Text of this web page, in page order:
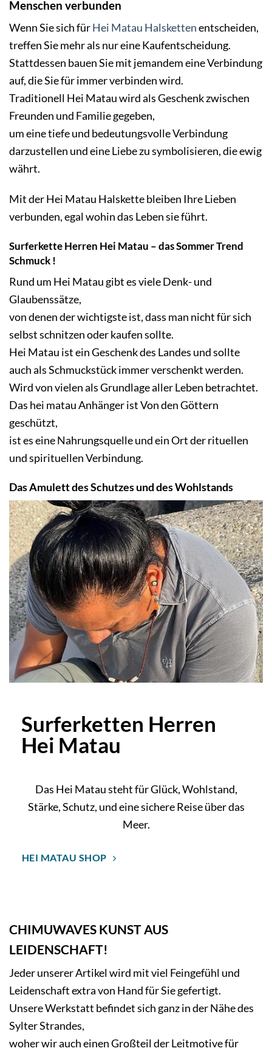
Menschen verbunden
Wenn Sie sich fürHei Matau Halskettenentscheiden,
treffen Sie mehr als nur eine Kaufentscheidung.
Stattdessen bauen Sie mit jemandem eine Verbindung
auf, die Sie für immer verbinden wird.
Traditionell Hei Matau wird als Geschenk zwischen
Freunden und Familie gegeben,
um eine tiefe und bedeutungsvolle Verbindung
darzustellen und eine Liebe zu symbolisieren, die ewig
währt.
Mit derHei Matau Halskettebleiben Ihre Lieben
verbunden, egal wohin das Leben sie führt.
Surferkette Herren Hei Matau – das Sommer Trend
Schmuck !
Rund um Hei Matau gibt es viele Denk- und
Glaubenssätze,
von denen der wichtigste ist, dass man nicht für sich
selbst schnitzen oder kaufen sollte.
Hei Matau ist ein Geschenk des Landes und sollte
auch als Schmuckstück immer verschenkt werden.
Wird von vielen als Grundlage aller Leben betrachtet.
Das hei matau Anhänger ist Von den Göttern
geschützt,
ist es eine Nahrungsquelle und ein Ort der rituellen
und spirituellen Verbindung.
Das Amulett des Schutzes und des Wohlstands
Surferketten Herren
Hei Matau
Das Hei Matau steht für Glück, Wohlstand,
Stärke, Schutz, und eine sichere Reise über das
Meer.
HEI MATAU SHOP
CHIMUWAVES KUNST AUS
LEIDENSCHAFT!
Jeder unserer Artikel wird mit viel Feingefühl und
Leidenschaft extra von Hand für Sie gefertigt.
Unsere Werkstatt befindet sich ganz in der Nähe des
Sylter Strandes,
woher wir auch einen Großteil der Leitmotive für